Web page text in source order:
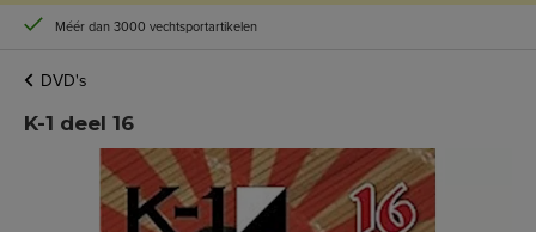
Méér dan 3000 vechtsportartikelen
DVD's
K-1 deel 16